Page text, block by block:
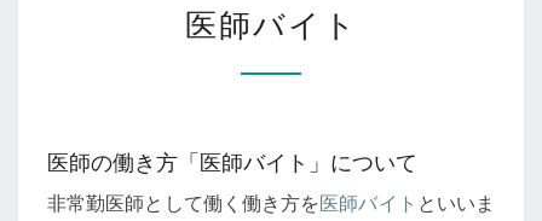
師
医師バイト
医師の働き方「医師バイト」について
非常勤医師として働く働き方を医師バイト といいま